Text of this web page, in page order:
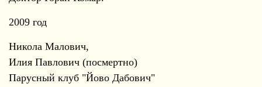
2009 год
Никола Малович,
Илия Павлович (посмертно)
Парусный клуб "Йово Дабович"